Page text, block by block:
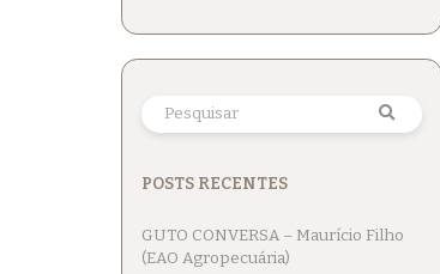
POSTS RECENTES
GUTO CONVERSA – Maurício Filho
(EAO Agropecuária)